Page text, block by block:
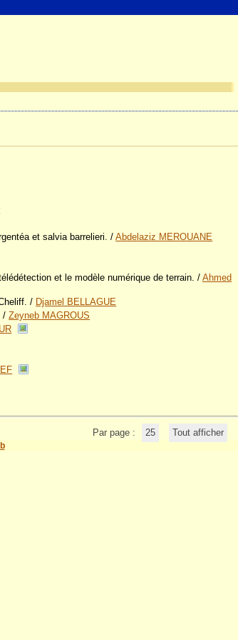
et salvia barrelieri. /Abdelaziz MEROUANE
et le modèle numérique de terrain. /Ahmed
/ Djamel BELLAGUE
/Zeyneb MAGROUS
Par page : 25 Tout afficher